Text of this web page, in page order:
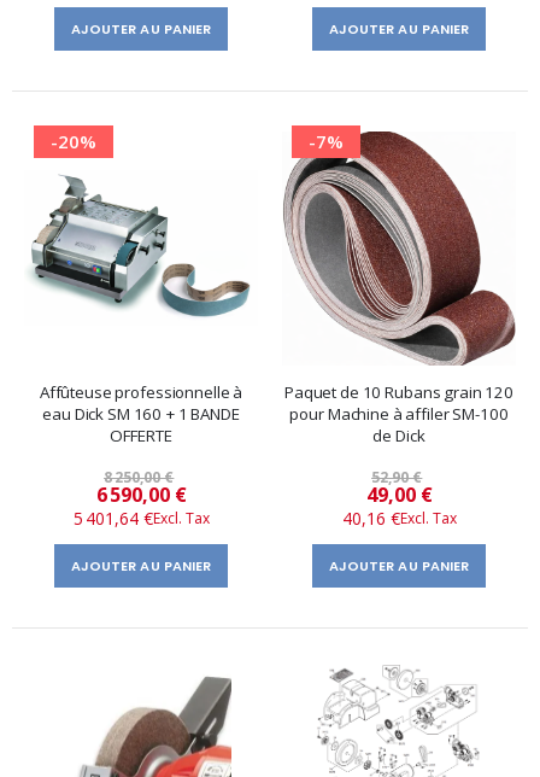
AJOUTER AU PANIER AJOUTER AU PANIER
-20%
Affûteuse professionnelle à
eau Dick SM 160 + 1 BANDE
OFFERTE
8 250,00 €
Prix
​​
spécial
6 590,00 €
5 401,64 €
AJOUTER AU PANIER
-7%
Paquet de 10 Rubans grain 120
pour Machine à affiler SM-100
de Dick
52,90 €
Prix
​​
spécial
49,00 €
40,16 €
AJOUTER AU PANIER